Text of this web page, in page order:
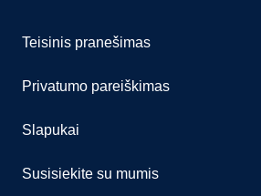
Teisinis pranešimas
Privatumo pareiškimas
Slapukai
Susisiekite su mumis